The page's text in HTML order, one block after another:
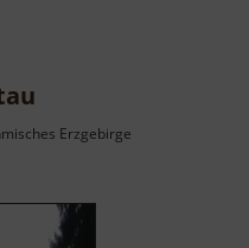
Erzgebirge